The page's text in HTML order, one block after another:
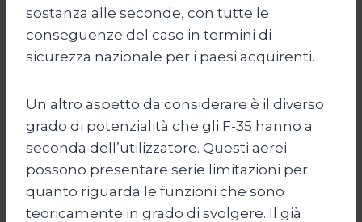
sostanza alle seconde, con tutte le
conseguenze del caso in termini di
sicurezza nazionale per i paesi acquirenti.
Un altro aspetto da considerare è il diverso
grado di potenzialità che gli F-35 hanno a
seconda dell’utilizzatore. Questi aerei
possono presentare serie limitazioni per
quanto riguarda le funzioni che sono
teoricamente in grado di svolgere. Il già